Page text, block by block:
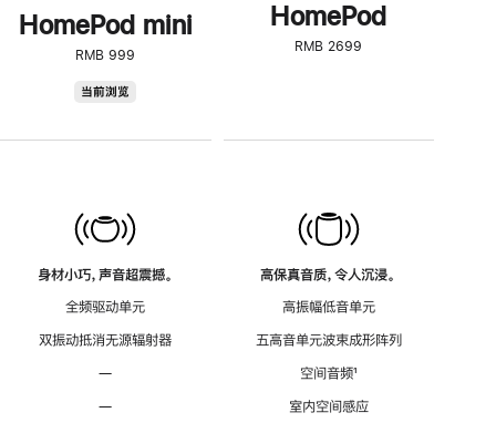
HomePod mini
RMB 999
当前浏览
身材小巧，声音超震撼。
全频驱动单元
双振动抵消无源辐射器
—
—
HomePod
RMB 2699
高保真音质，令人沉浸。
高振幅低音单元
五高音单元波束成形阵列
空间音频脚
¹
室内空间感应